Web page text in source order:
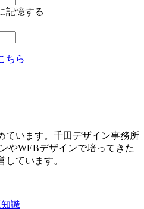
ています。千田デザイン事務所
やWEBデザインで培ってきた
ています。
識